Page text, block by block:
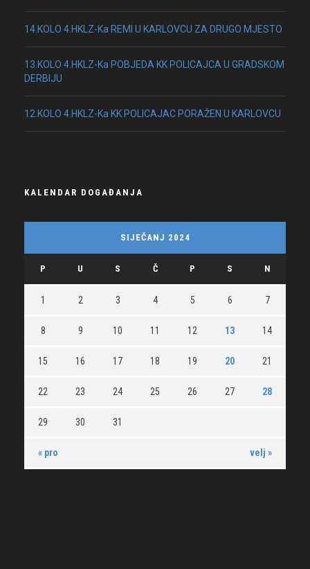
14.KOLO 4.HKLZ-Ka REMI U KARLOVCU ZA DRUGO MJESTO
13.KOLO 4.HKLZ-Ka POBJEDA KK POLICAJCA U GRADSKOM
DERBIJU
12.KOLO 4.HKLZ-Ka KK POLICAJAC PORAŽEN U KARLOVCU
KALENDAR DOGAĐANJA
SIJEČANJ 2024
P U S Č P S N
« pro velj »
1 2 3 4 5 6 7
8 9 10 11 12 13 14
15 16 17 18 19 20 21
22 23 24 25 26 27 28
29 30 31